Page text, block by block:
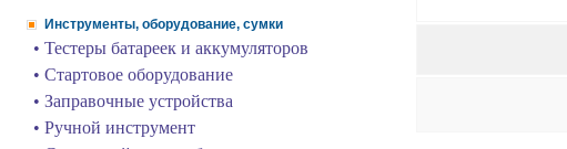
Инструменты, оборудование, сумки
• Тестеры батареек и аккумуляторов
• Стартовое оборудование
• Заправочные устройства
• Ручной инструмент